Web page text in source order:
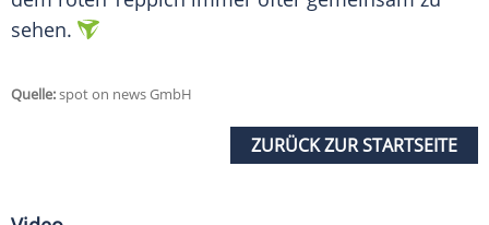
sehen.
Quelle:spot on news GmbH
ZURÜCK ZUR STARTSEITE